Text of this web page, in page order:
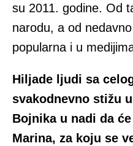
su 2011. godine. Od
narodu, a od
popularna i u
Hiljade ljudi sa
svakodnevno stižu
Bojnika u nadi da
Marina, za koju se